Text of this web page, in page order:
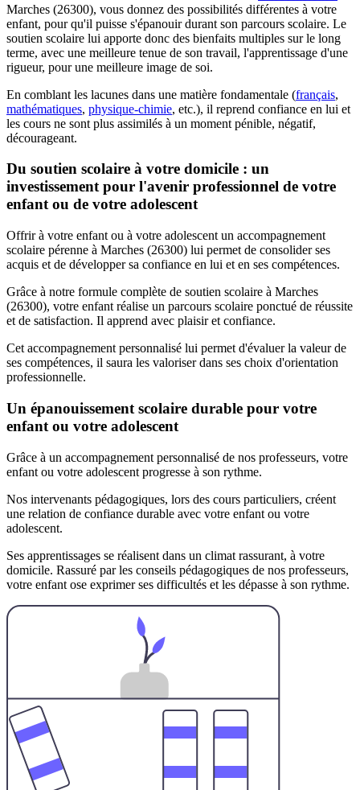
Marches (26300), vous donnez des possibilités différentes à votre
enfant, pour qu'il puisse s'épanouir durant son parcours scolaire. Le
soutien scolaire lui apporte donc des bienfaits multiples sur le long
terme, avec une meilleure tenue de son travail, l'apprentissage d'une
rigueur, pour une meilleure image de soi.
En comblant les lacunes dans une matière fondamentale (français,
mathématiques, physique-chimie, etc.), il reprend confiance en lui et
les cours ne sont plus assimilés à un moment pénible, négatif,
décourageant.
Du soutien scolaire à votre domicile : un
investissement pour l'avenir professionnel de votre
enfant ou de votre adolescent
Offrir à votre enfant ou à votre adolescent un accompagnement
scolaire pérenne à Marches (26300) lui permet de consolider ses
acquis et de développer sa confiance en lui et en ses compétences.
Grâce à notre formule complète de soutien scolaire à Marches
(26300), votre enfant réalise un parcours scolaire ponctué de réussite
et de satisfaction. Il apprend avec plaisir et confiance.
Cet accompagnement personnalisé lui permet d'évaluer la valeur de
ses compétences, il saura les valoriser dans ses choix d'orientation
professionnelle.
Un épanouissement scolaire durable pour votre
enfant ou votre adolescent
Grâce à un accompagnement personnalisé de nos professeurs, votre
enfant ou votre adolescent progresse à son rythme.
Nos intervenants pédagogiques, lors des cours particuliers, créent
une relation de confiance durable avec votre enfant ou votre
adolescent.
Ses apprentissages se réalisent dans un climat rassurant, à votre
domicile. Rassuré par les conseils pédagogiques de nos professeurs,
votre enfant ose exprimer ses difficultés et les dépasse à son rythme.